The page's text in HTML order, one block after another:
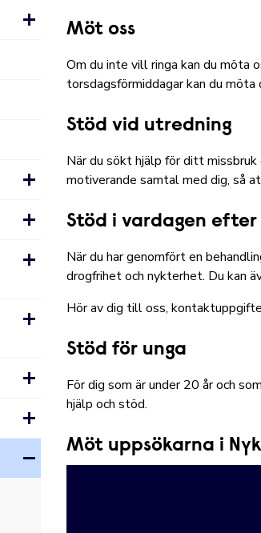
Möt oss
Om du inte vill ringa kan du möta
torsdagsförmiddagar kan du
Stöd vid utredning
När du sökt hjälp för ditt missbruk
motiverande samtal med dig, så
Stöd i vardagen
När du har genomfört en
drogfrihet och nykterhet. Du kan
Hör av dig till oss,
Stöd för unga
För dig som är under 20 år och
hjälp och stöd.
Möt uppsökarna i